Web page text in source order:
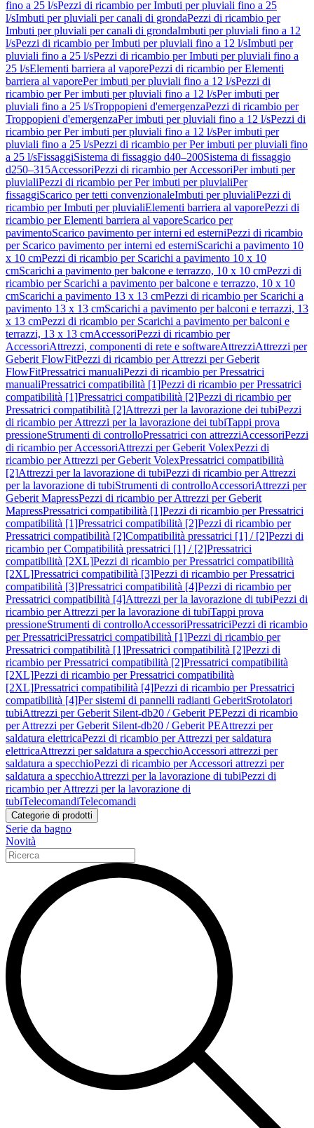
fino a 25 l/sPezzi di ricambio per Imbuti per pluviali fino a 25
l/sImbuti per pluviali per canali di grondaPezzi di ricambio per
Imbuti per pluviali per canali di grondaImbuti per pluviali fino a 12
l/sPezzi di ricambio per Imbuti per pluviali fino a 12 l/sImbuti per
pluviali fino a 25 l/sPezzi di ricambio per Imbuti per pluviali fino a
25 l/sElementi barriera al vaporePezzi di ricambio per Elementi
barriera al vaporePer imbuti per pluviali fino a 12 l/sPezzi di
ricambio per Per imbuti per pluviali fino a 12 l/sPer imbuti per
pluviali fino a 25 l/sTroppopieni d'emergenzaPezzi di ricambio per
Troppopieni d'emergenzaPer imbuti per pluviali fino a 12 l/sPezzi di
ricambio per Per imbuti per pluviali fino a 12 l/sPer imbuti per
pluviali fino a 25 l/sPezzi di ricambio per Per imbuti per pluviali fino
a 25 l/sFissaggiSistema di fissaggio d40–200Sistema di fissaggio
d250–315AccessoriPezzi di ricambio per AccessoriPer imbuti per
pluvialiPezzi di ricambio per Per imbuti per pluvialiPer
fissaggiScarico per tetti convenzionaleImbuti per pluvialiPezzi di
ricambio per Imbuti per pluvialiElementi barriera al vaporePezzi di
ricambio per Elementi barriera al vaporeScarico per
pavimentoScarico pavimento per interni ed esterniPezzi di ricambio
per Scarico pavimento per interni ed esterniScarichi a pavimento 10
x 10 cmPezzi di ricambio per Scarichi a pavimento 10 x 10
cmScarichi a pavimento per balcone e terrazzo, 10 x 10 cmPezzi di
ricambio per Scarichi a pavimento per balcone e terrazzo, 10 x 10
cmScarichi a pavimento 13 x 13 cmPezzi di ricambio per Scarichi a
pavimento 13 x 13 cmScarichi a pavimento per balconi e terrazzi, 13
x 13 cmPezzi di ricambio per Scarichi a pavimento per balconi e
terrazzi, 13 x 13 cmAccessoriPezzi di ricambio per
AccessoriAttrezzi, componenti di rete e softwareAttrezziAttrezzi per
Geberit FlowFitPezzi di ricambio per Attrezzi per Geberit
FlowFitPressatrici manualiPezzi di ricambio per Pressatrici
manualiPressatrici compatibilità [1]Pezzi di ricambio per Pressatrici
compatibilità [1]Pressatrici compatibilità [2]Pezzi di ricambio per
Pressatrici compatibilità [2]Attrezzi per la lavorazione dei tubiPezzi
di ricambio per Attrezzi per la lavorazione dei tubiTappi prova
pressioneStrumenti di controlloPressatrici con attrezziAccessoriPezzi
di ricambio per AccessoriAttrezzi per Geberit VolexPezzi di
ricambio per Attrezzi per Geberit VolexPressatrici compatibilità
[2]Attrezzi per la lavorazione di tubiPezzi di ricambio per Attrezzi
per la lavorazione di tubiStrumenti di controlloAccessoriAttrezzi per
Geberit MapressPezzi di ricambio per Attrezzi per Geberit
MapressPressatrici compatibilità [1]Pezzi di ricambio per Pressatrici
compatibilità [1]Pressatrici compatibilità [2]Pezzi di ricambio per
Pressatrici compatibilità [2]Compatibilità pressatrici [1] / [2]Pezzi di
ricambio per Compatibilità pressatrici [1] / [2]Pressatrici
compatibilità [2XL]Pezzi di ricambio per Pressatrici compatibilità
[2XL]Pressatrici compatibilità [3]Pezzi di ricambio per Pressatrici
compatibilità [3]Pressatrici compatibilità [4]Pezzi di ricambio per
Pressatrici compatibilità [4]Attrezzi per la lavorazione di tubiPezzi di
ricambio per Attrezzi per la lavorazione di tubiTappi prova
pressioneStrumenti di controlloAccessoriPressatriciPezzi di ricambio
per PressatriciPressatrici compatibilità [1]Pezzi di ricambio per
Pressatrici compatibilità [1]Pressatrici compatibilità [2]Pezzi di
ricambio per Pressatrici compatibilità [2]Pressatrici compatibilità
[2XL]Pezzi di ricambio per Pressatrici compatibilità
[2XL]Pressatrici compatibilità [4]Pezzi di ricambio per Pressatrici
compatibilità [4]Per sistemi di pannelli radianti GeberitSrotolatori
tubiAttrezzi per Geberit Silent-db20 / Geberit PEPezzi di ricambio
per Attrezzi per Geberit Silent-db20 / Geberit PEAttrezzi per
saldatura elettricaPezzi di ricambio per Attrezzi per saldatura
elettricaAttrezzi per saldatura a specchioAccessori attrezzi per
saldatura a specchioPezzi di ricambio per Accessori attrezzi per
saldatura a specchioAttrezzi per la lavorazione di tubiPezzi di
ricambio per Attrezzi per la lavorazione di
tubiTelecomandiTelecomandi
Categorie di prodotti
Serie da bagno
Novità